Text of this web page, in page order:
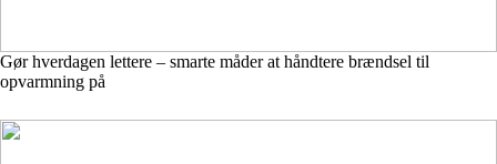
Gør hverdagen lettere – smarte måder at håndtere brændsel til
opvarmning på